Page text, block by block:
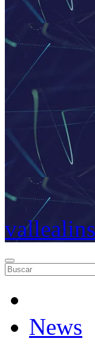
News